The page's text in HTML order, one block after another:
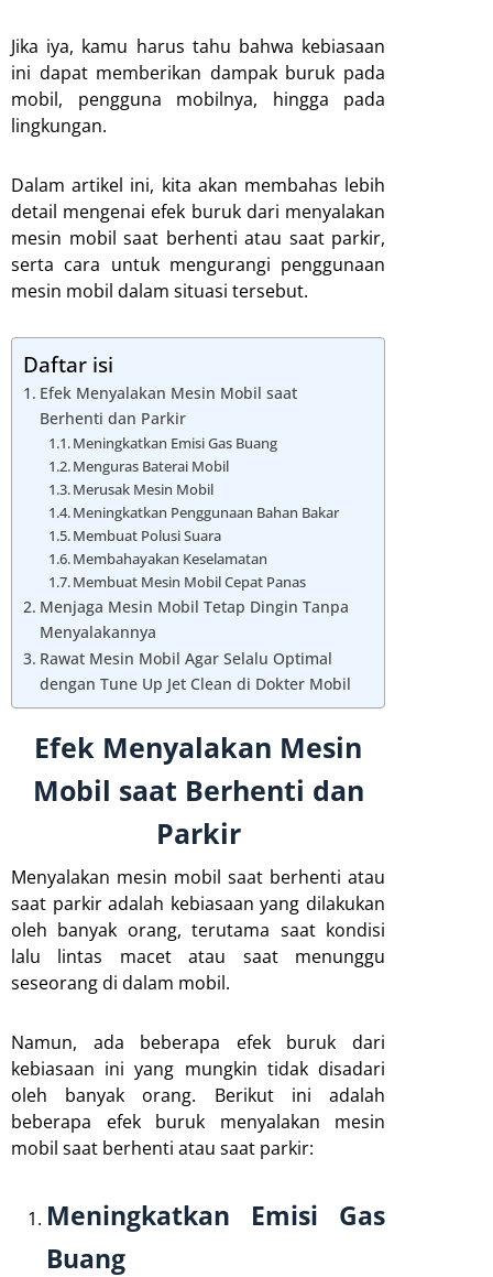
Jika iya, kamu harus tahu bahwa kebiasaan
ini dapat memberikan dampak buruk pada
mobil, pengguna mobilnya, hingga pada
lingkungan.
Dalam artikel ini, kita akan membahas lebih
detail mengenai efek buruk dari menyalakan
mesin mobil saat berhenti atau saat parkir,
serta cara untuk mengurangi penggunaan
mesin mobil dalam situasi tersebut.
Daftar isi
Efek Menyalakan Mesin Mobil saat
Berhenti dan Parkir
Meningkatkan Emisi Gas Buang
Menguras Baterai Mobil
Merusak Mesin Mobil
Meningkatkan Penggunaan Bahan Bakar
Membuat Polusi Suara
Membahayakan Keselamatan
Membuat Mesin Mobil Cepat Panas
Menjaga Mesin Mobil Tetap Dingin Tanpa
Menyalakannya
Rawat Mesin Mobil Agar Selalu Optimal
dengan Tune Up Jet Clean di Dokter Mobil
Efek Menyalakan Mesin
Mobil saat Berhenti dan
Parkir
Menyalakan mesin mobil saat berhenti atau
saat parkir adalah kebiasaan yang dilakukan
oleh banyak orang, terutama saat kondisi
lalu lintas macet atau saat menunggu
seseorang di dalam mobil.
Namun, ada beberapa efek buruk dari
kebiasaan ini yang mungkin tidak disadari
oleh banyak orang. Berikut ini adalah
beberapa efek buruk menyalakan mesin
mobil saat berhenti atau saat parkir:
Meningkatkan Emisi Gas
Buang